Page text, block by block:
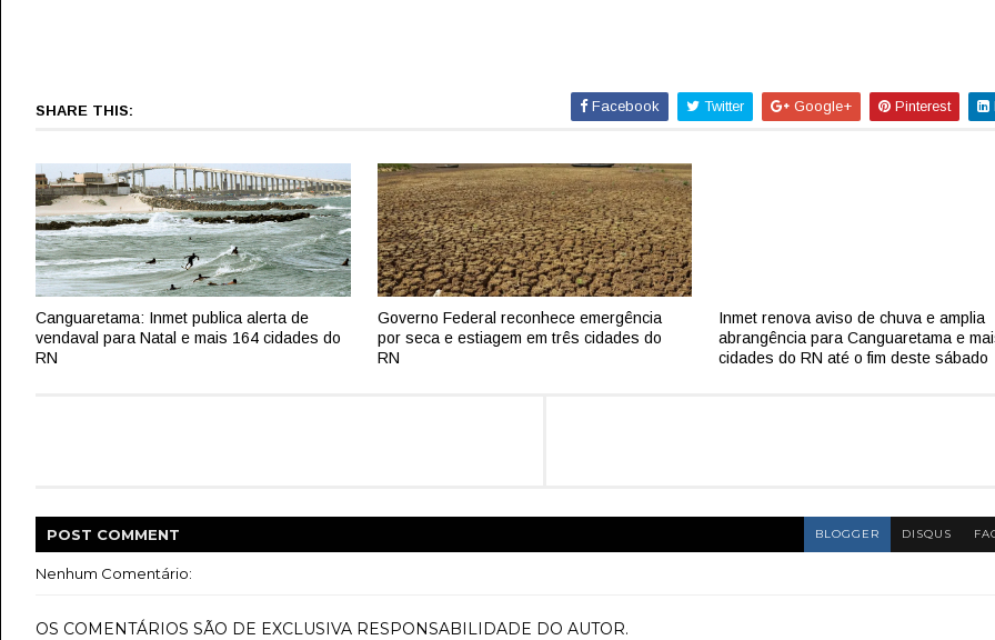
SHARE THIS: Facebook Twitter Google+ Pinterest
Canguaretama: Inmet publica alerta de
vendaval para Natal e mais 164 cidades do
RN
Governo Federal reconhece emergência
por seca e estiagem em três cidades do
RN
Inmet renova aviso de chuva e amplia
abrangência para Canguaretama e
cidades do RN até o fim deste sábado
POST COMMENT BLOGGER DISQUS
Nenhum Comentário:
OS COMENTÁRIOS SÃO DE EXCLUSIVA RESPONSABILIDADE DO AUTOR.